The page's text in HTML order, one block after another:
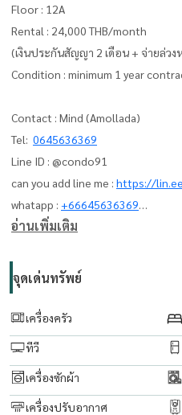
Floor : 12A
Rental : 24,000 THB/month
(เงินประกันสัญญา 2 เดือน + จ่ายล่วง
Condition : minimum 1 year
Contact : Mind (Amollada)
Tel: 0645636369
Line ID : @condo91
can you add line me : https://
whatapp : +66645636369
Email:amolladaphet@gmail.com
www. thelivingbkk.com (บริษัท เด
ที่ปรึกษาและบริการ ซื้อ-ขาย-เช่า อสั
อ่านเพิ่มเติม
จุดเด่นทรัพย์
เครื่องครัว
ทีวี
เครื่องซักผ้า
เครื่องปรับอากาศ